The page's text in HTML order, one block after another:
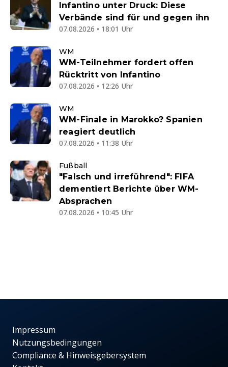
Infantino unter Druck: Diese
Verbände sind für und gegen ihn
07.08.2026 • 18:01 Uhr
WM
WM-Teilnehmer fordert offen
Rücktritt von Infantino
07.08.2026 • 12:26 Uhr
WM
WM-Finale in Marokko? Spanien
reagiert deutlich
07.08.2026 • 11:38 Uhr
Fußball
"Falsch und irreführend": FIFA
dementiert Berichte über WM-
Absprachen
07.08.2026 • 10:45 Uhr
Impressum
Nutzungsbedingungen
Compliance & Hinweisgebersystem